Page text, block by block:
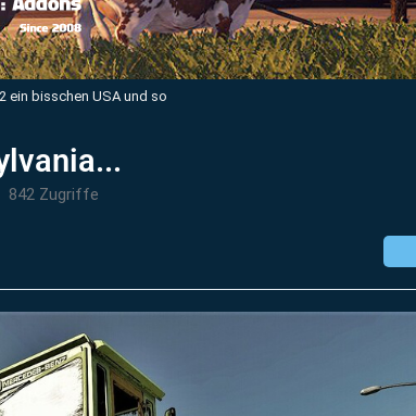
ein bisschen USA und so
842 Zugriffe